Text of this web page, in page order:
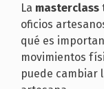
La masterclass
oficios
qué es
movimientos
puede cambiar